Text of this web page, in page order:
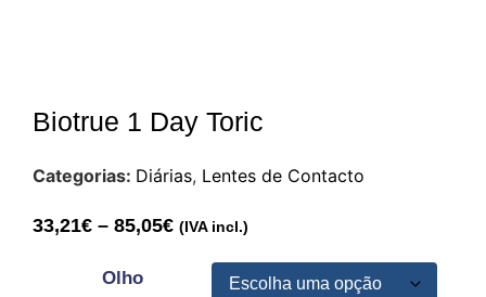
Biotrue 1 Day Toric
Categorias: Diárias, Lentes de Contacto
33,21€ – 85,05€ (IVA incl.)
Olho